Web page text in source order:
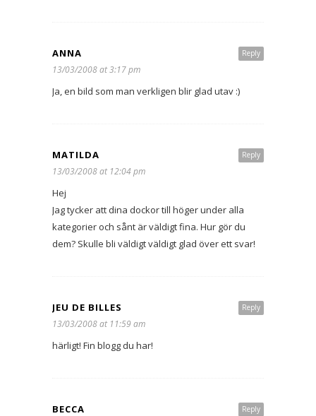
Reply
ANNA
13/03/2008 at 3:17 pm
Ja, en bild som man verkligen blir glad utav :)
Reply
MATILDA
13/03/2008 at 12:04 pm
Hej
Jag tycker att dina dockor till höger under alla
kategorier och sånt är väldigt fina. Hur gör du
dem? Skulle bli väldigt väldigt glad över ett svar!
Reply
JEU DE BILLES
13/03/2008 at 11:59 am
härligt! Fin blogg du har!
Reply
BECCA